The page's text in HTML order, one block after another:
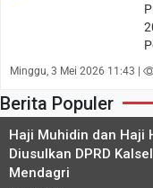
Minggu, 3 Mei 2026 11:43 |
Berita Populer
Haji Muhidin dan Haji
Diusulkan DPRD
Mendagri